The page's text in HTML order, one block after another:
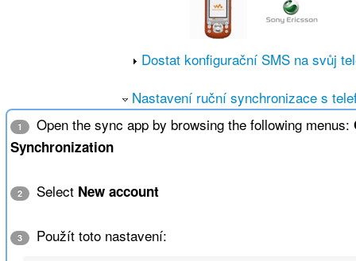
Dostat konfigurační SMS na svůj
Nastavení ruční synchronizace s
1 Open the sync app by browsing the following menus:
Synchronization
2 Select New account
3
Použít toto nastavení: